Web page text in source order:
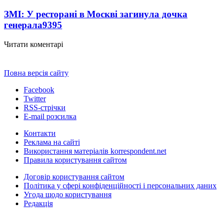
ЗМІ: У ресторані в Москві загинула дочка
генерала9395
Читати коментарі
Повна версія сайту
Facebook
Twitter
RSS-стрічки
E-mail розсилка
Контакти
Реклама на сайті
Використання матеріалів korrespondent.net
Правила користування сайтом
Договір користування сайтом
Політика у сфері конфіденційності і персональних даних
Угода щодо користування
Редакція